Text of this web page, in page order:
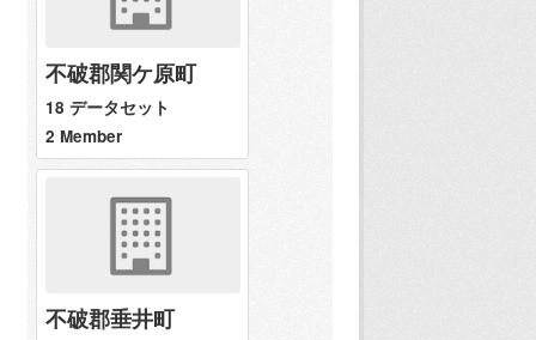
不破郡関ケ原町
18 データセット
2 Member
不破郡垂井町